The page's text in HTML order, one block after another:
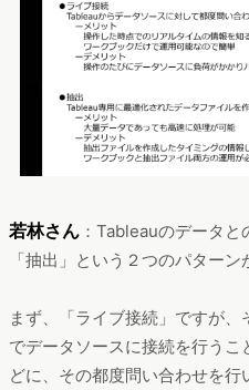
若林さん ：Tableauのデータ
「抽出」という２つのパターン
まず、「ライブ接続」ですが
でデータソースに接続を行う
どに、その都度問い合わせを行